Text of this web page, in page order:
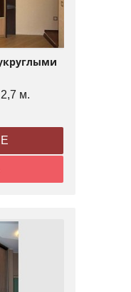
м.